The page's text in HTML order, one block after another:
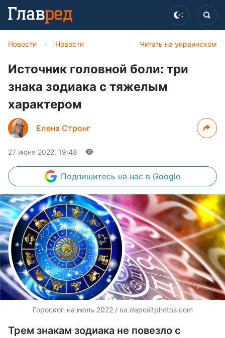
Читать на украинском
Новости › Новости
Источник головной боли: три
знака зодиака с тяжелым
характером
Елена Стронг
27 июня 2022, 19:48
Подпишитесь на нас в Google
Гороскоп на июль 2022 / ua.depositphotos.com
Трем знакам зодиака не повезло с